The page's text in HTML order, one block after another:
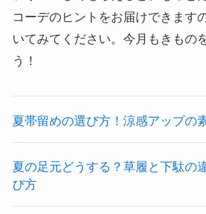
コーデのヒントをお届けできます
いてみてください。今月もきもの
う！
夏帯留めの選び方！涼感アップの
夏の足元どうする？草履と下駄の
び方